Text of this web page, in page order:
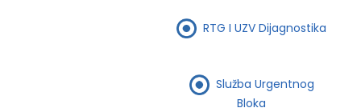
RTG I UZV Dijagnostika
Služba Urgentnog
Bloka